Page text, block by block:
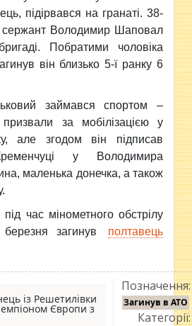
підірвався на гранаті. 38-
сержант Володимир Шаповал
Побратими чоловіка
він близько 5-ї ранку 6
займався спортом –
за мобілізацією у
але згодом він підписав
у Володимира
маленька донечка, а також
час мінометного обстрілу
загинув
полтавець
із Решетилівки
Європи з
Позначення:
Загинув в АТО
Категорії: